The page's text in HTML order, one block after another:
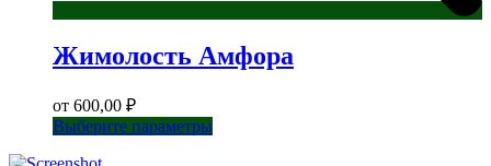
Жимолость Амфора
от 600,00 ₽
Выберите параметрыЭтот